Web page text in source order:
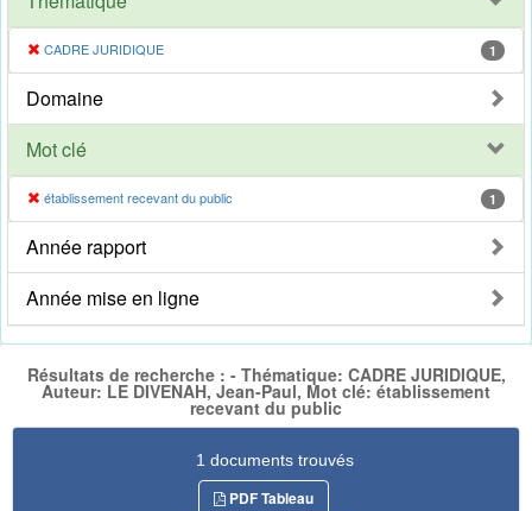
CADRE JURIDIQUE 1
Domaine
Mot clé
établissement recevant du public 1
Année rapport
Année mise en ligne
Résultats de recherche : - Thématique: CADRE JURIDIQUE,
Auteur: LE DIVENAH, Jean-Paul, Mot clé: établissement
recevant du public
1 documents trouvés
PDF Tableau